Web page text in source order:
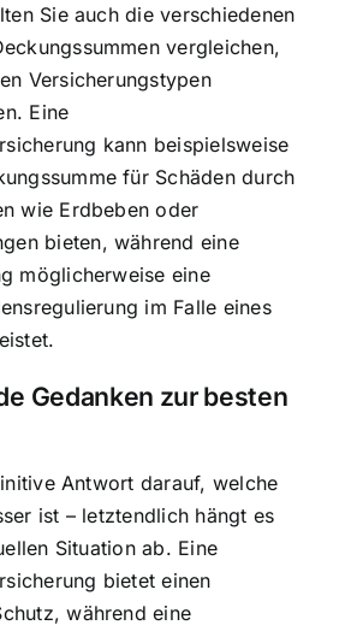
Sie auch die verschiedenen
vergleichen,
Versicherungstypen
Eine
kann beispielsweise
für Schäden durch
wie Erdbeben oder
bieten, während eine
möglicherweise eine
im Falle eines
Gedanken zur besten
Antwort darauf, welche
ist – letztendlich hängt es
Situation ab. Eine
bietet einen
während eine